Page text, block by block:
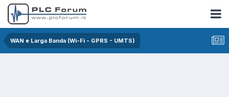
WAN e Larga Banda (Wi-Fi - GPRS - UMTS)